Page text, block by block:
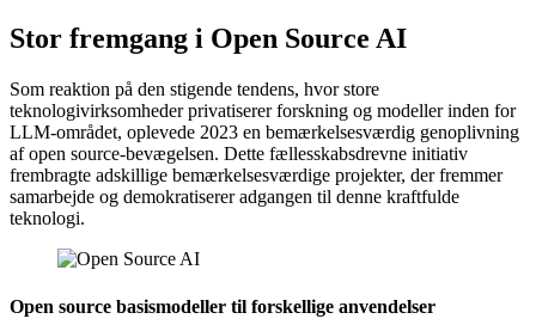
Stor fremgang i Open Source AI
Som reaktion på den stigende tendens, hvor store
teknologivirksomheder privatiserer forskning og modeller inden for
LLM-området, oplevede 2023 en bemærkelsesværdig genoplivning
af open source-bevægelsen. Dette fællesskabsdrevne initiativ
frembragte adskillige bemærkelsesværdige projekter, der fremmer
samarbejde og demokratiserer adgangen til denne kraftfulde
teknologi.
Open source basismodeller til forskellige anvendelser